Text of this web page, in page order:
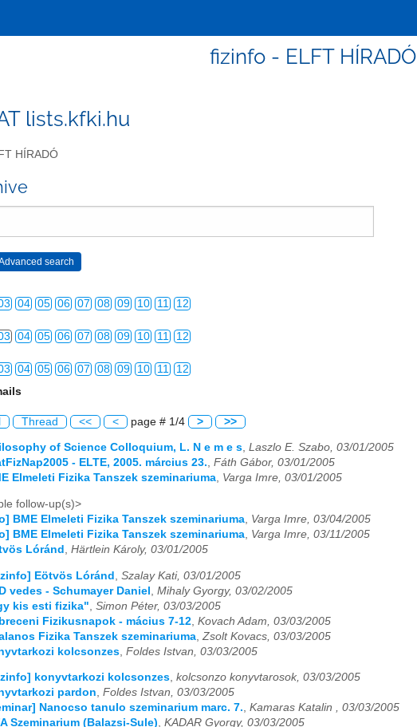
fizinfo - ELFT HÍRADÓ
lists.kfki.hu
HÍRADÓ
04 05 06 07 08 09 10 11 12
04 05 06 07 08 09 10 11 12
04 05 06 07
04 05 06 07 08 09 10 11 12
04 05 06 07 08 09 10 11 12
04 05 06 07 08 09 10 11 12
04 05 06 07 08 09 10 11 12
04 06
04 05 06 07 08 09 10 11 12
03 04 05 06 07 08 09 10 11 12
03 04 05 06 07 08 09 10 11 12
03 09
04 05 06 07 08 09 10 11 12
Thread << < page # 1/4 > >>
of Science Colloquium, L. N e m e s, Laszlo E. Szabo, 03/01/2005
- ELTE, 2005. március 23., Fáth Gábor, 03/01/2005
Elmeleti Fizika Tanszek szeminariuma, Varga Imre, 03/01/2005
follow-up(s)>
BME Elmeleti Fizika Tanszek szeminariuma, Varga Imre, 03/04/2005
BME Elmeleti Fizika Tanszek szeminariuma, Varga Imre, 03/11/2005
Lóránd , Härtlein Károly, 03/01/2005
Eötvös Lóránd
Szalay Kati, 03/01/2005
vedes - Schumayer Daniel Mihaly Gyorgy, 03/02/2005
kis esti fizika" Simon Péter, 03/03/2005
Fizikusnapok - mácius 7-12 Kovach Adam, 03/03/2005
Fizika Tanszek szeminariuma Zsolt Kovacs, 03/03/2005
kolcsonzes Foldes Istvan, 03/03/2005
konyvtarkozi kolcsonzes, kolcsonzo konyvtarosok, 03/03/2005
pardon, Foldes Istvan, 03/03/2005
Nanocso tanulo szeminarium marc. 7., Kamaras Katalin , 03/03/2005
Szeminarium (Balazsi-Sule), KADAR Gyorgy, 03/03/2005